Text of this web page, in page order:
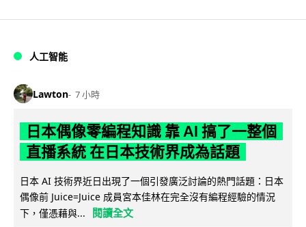
人工智能
Lawton 7 小時
日本偶像零編程知識 靠 AI 搞了一整個
直播系統 在日本技術界成為話題
日本 AI 技術界近日出現了一個引發廣泛討論的熱門話題：日本
偶像前 Juice=Juice 成員宮本佳林在完全沒有編程經驗的情況
下，僅憑藉與...
閱讀全文